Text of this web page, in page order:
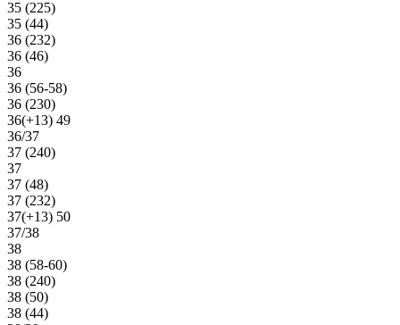
35 (225)
35 (44)
36 (232)
36 (46)
36
36 (56-58)
36 (230)
36(+13) 49
36/37
37 (240)
37
37 (48)
37 (232)
37(+13) 50
37/38
38
38 (58-60)
38 (240)
38 (50)
38 (44)